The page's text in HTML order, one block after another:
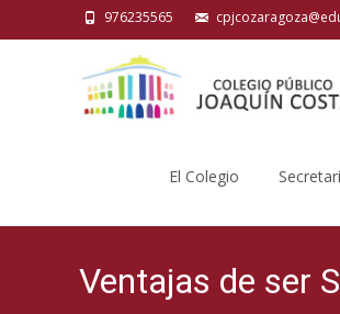
976235565
El Colegio
Ventajas de ser